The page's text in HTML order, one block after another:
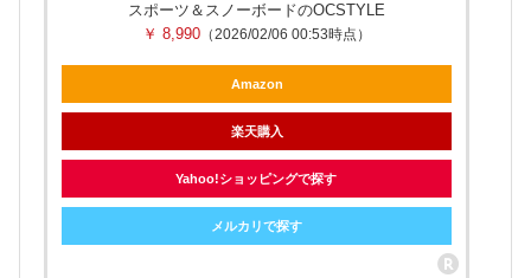
スポーツ＆スノーボードのOCSTYLE
￥ 8,990 （2026/02/06 00:53時点）
Amazon
楽天購入
Yahoo!ショッピングで探す
メルカリで探す